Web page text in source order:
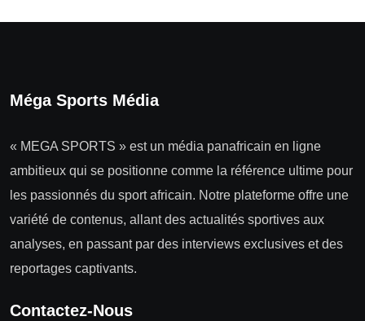
Méga Sports Média
« MEGA SPORTS » est un média panafricain en ligne
ambitieux qui se positionne comme la référence ultime pour
les passionnés du sport africain. Notre plateforme offre une
variété de contenus, allant des actualités sportives aux
analyses, en passant par des interviews exclusives et des
reportages captivants.
Contactez-Nous